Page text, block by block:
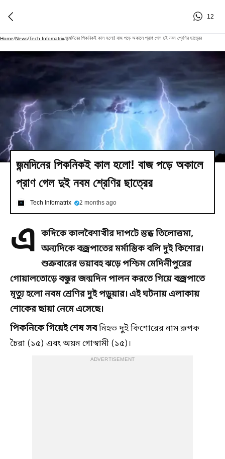
12
Home/News/Tech Infomatrix/জন্মদিনের পিকনিকই কাল হলো! বাজ পড়ে অকালে প্রাণ গেল দুই নবম শ্রেণির ছাত্রের
জন্মদিনের পিকনিকই কাল হলো! বাজ পড়ে অকালে
প্রাণ গেল দুই নবম শ্রেণির ছাত্রের
Tech Infomatrix 2 months ago
এ কদিকে কালবৈশাখীর দাপটে স্তব্ধ তিলোত্তমা,
অন্যদিকে বজ্রপাতের মর্মান্তিক বলি দুই কিশোর।
শুক্রবারের ভয়াবহ ঝড়ে পশ্চিম মেদিনীপুরের
গোয়ালতোড়ে বন্ধুর জন্মদিন পালন করতে গিয়ে বজ্রপাতে
মৃত্যু হলো নবম শ্রেণির দুই পড়ুয়ার। এই ঘটনায় এলাকায়
শোকের ছায়া নেমে এসেছে।
পিকনিকে গিয়েই শেষ সবনিহত দুই কিশোরের নাম রূপক
চৈরা (১৫) এবং অয়ন গোস্বামী (১৫)।
ADVERTISEMENT